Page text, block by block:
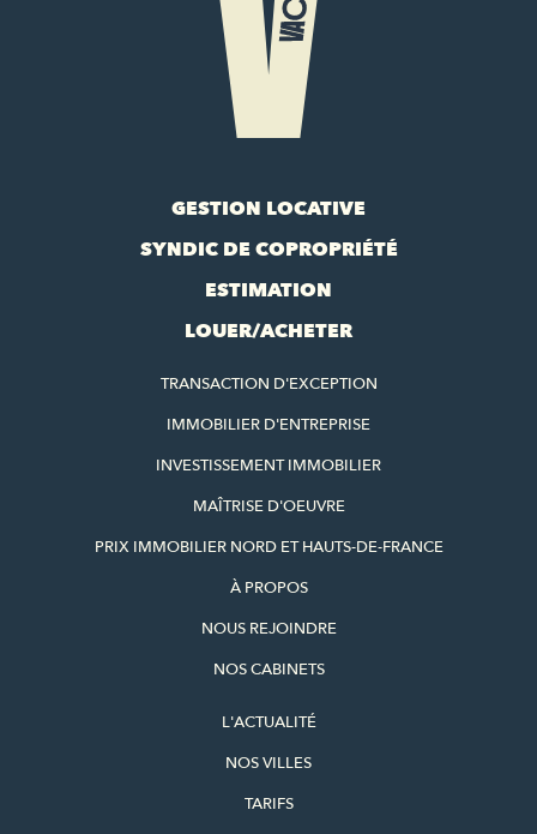
GESTION LOCATIVE
SYNDIC DE COPROPRIÉTÉ
ESTIMATION
LOUER/ACHETER
TRANSACTION D'EXCEPTION
IMMOBILIER D'ENTREPRISE
INVESTISSEMENT IMMOBILIER
MAÎTRISE D'OEUVRE
PRIX IMMOBILIER NORD ET HAUTS-DE-FRANCE
À PROPOS
NOUS REJOINDRE
NOS CABINETS
L'ACTUALITÉ
NOS VILLES
TARIFS